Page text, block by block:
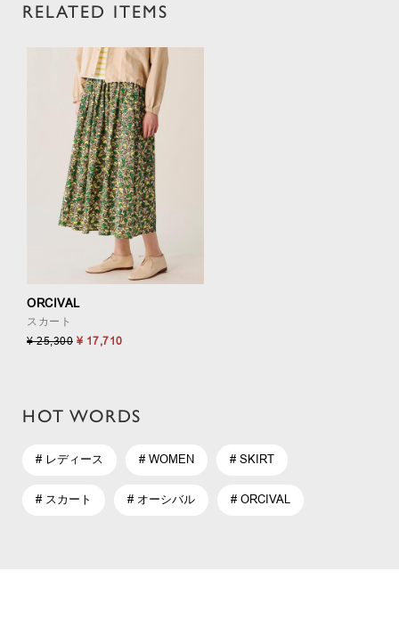
RELATED ITEMS
ORCIVAL
スカート
¥ 25,300 ¥ 17,710
HOT WORDS
# レディース # WOMEN # SKIRT
# スカート # オーシバル # ORCIVAL